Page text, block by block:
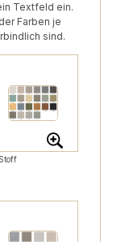
Textfeld ein.
Farben je
sind.